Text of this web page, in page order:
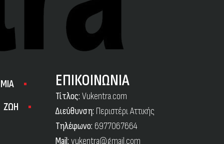
ΖΩΗ
ΕΠΙΚΟΙΝΩΝΙΑ
Τίτλος: Vukentra.com
Διεύθυνση: Περιστέρι Αττικής
Τηλέφωνο: 6977067664
Mail: vukentra@gmail.com